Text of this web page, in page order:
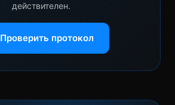
действителен.
Проверить протокол